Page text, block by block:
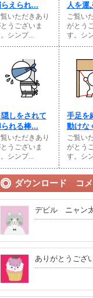
えられ...
いただきあり
うございま
シンプ...
人を運
ご覧い
がとう
す。シ
隠しをされて
れる棒...
いただきあり
うございま
シンプ...
手足を
動けな
ご覧い
がとう
す。シ
ダウンロード コメ
デビル ニャン
ありがとうござ